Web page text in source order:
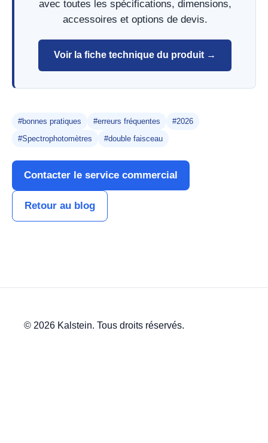
avec toutes les spécifications, dimensions,
accessoires et options de devis.
Voir la fiche technique du produit →
#bonnes pratiques #erreurs fréquentes
#2026
#Spectrophotomètres
#double faisceau
Contacter le service commercial
Retour au blog
© 2026 Kalstein. Tous droits réservés.